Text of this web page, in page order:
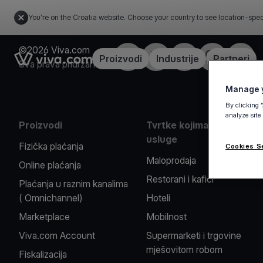
You're on the Croatia website. Choose your country to see location-
Link to the homepageProizvodi Industrije Partneri
©2026 Viva.com
Sva prava pridržana
Facebook LinkedInInstagram
Proizvodi
Fizička plaćanja
Online plaćanja
Plaćanja u raznim kanalima
( Omnichannel)
Marketplace
Viva.com Account
Fiskalizacija
Tvrtke kojima pružamo
usluge
Maloprodaja
Restorani i kafići
Hoteli
Mobilnost
Supermarketi i trgovine
mješovitom robom
Manage
By clicking
analyze
Cookies